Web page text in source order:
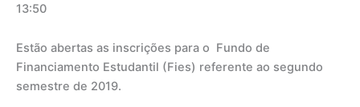
13:50
Estão abertas as inscrições para o Fundo de
Financiamento Estudantil (Fies) referente ao segundo
semestre de 2019.